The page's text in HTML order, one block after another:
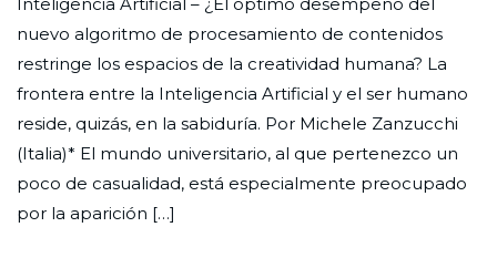
Nueva
de
abril
de
2023
GPT
y
la
sabiduría
de
las
cosas
Inteligencia Artificial – ¿El óptimo desempeño del
nuevo algoritmo de procesamiento de contenidos
restringe los espacios de la creatividad humana? La
frontera entre la Inteligencia Artificial y el ser humano
reside, quizás, en la sabiduría. Por Michele Zanzucchi
(Italia)* El mundo universitario, al que pertenezco un
poco de casualidad, está especialmente preocupado
por la aparición […]